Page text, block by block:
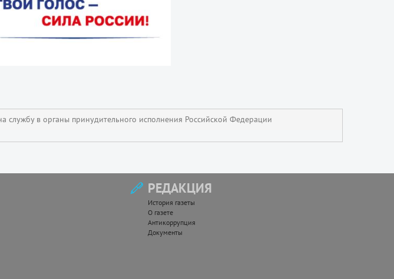
службу в органы принудительного исполнения Российской Федерации
РЕДАКЦИЯ
История газеты
О газете
Антикоррупция
Документы